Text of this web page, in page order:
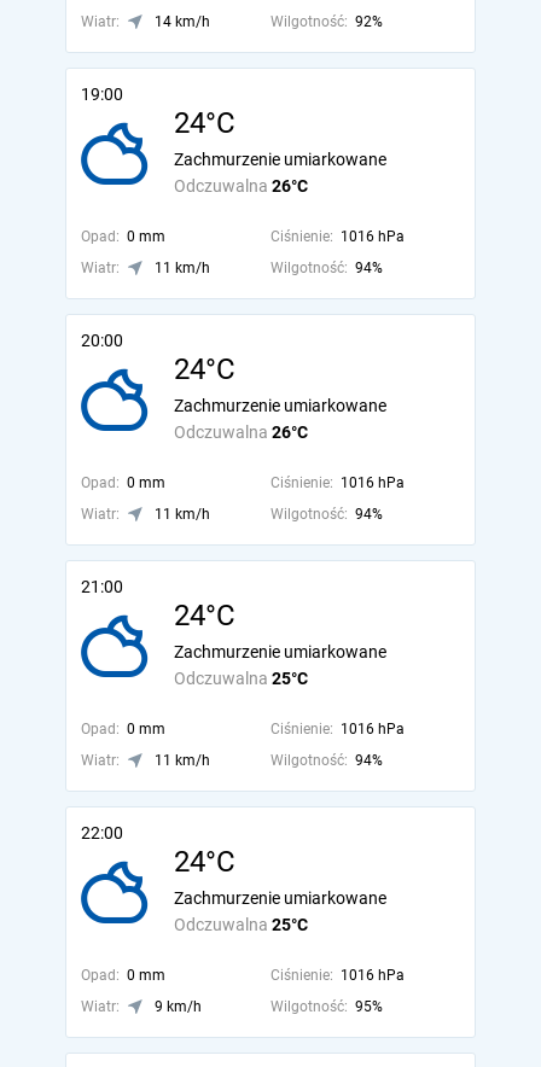
Wiatr:
14 km/h Wilgotność: 92%
19:00
24°C
Odczuwalna 26°C
Zachmurzenie umiarkowane
Opad: 0 mm Ciśnienie: 1016 hPa
Wiatr:
11 km/h Wilgotność: 94%
20:00
24°C
Odczuwalna 26°C
Zachmurzenie umiarkowane
Opad: 0 mm Ciśnienie: 1016 hPa
Wiatr:
11 km/h Wilgotność: 94%
21:00
24°C
Odczuwalna 25°C
Zachmurzenie umiarkowane
Opad: 0 mm Ciśnienie: 1016 hPa
Wiatr:
11 km/h Wilgotność: 94%
22:00
24°C
Odczuwalna 25°C
Zachmurzenie umiarkowane
Opad: 0 mm Ciśnienie: 1016 hPa
Wiatr:
9 km/h Wilgotność: 95%